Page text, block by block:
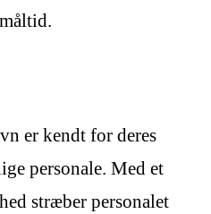
er kendt for deres
personale. Med et
stræber personalet